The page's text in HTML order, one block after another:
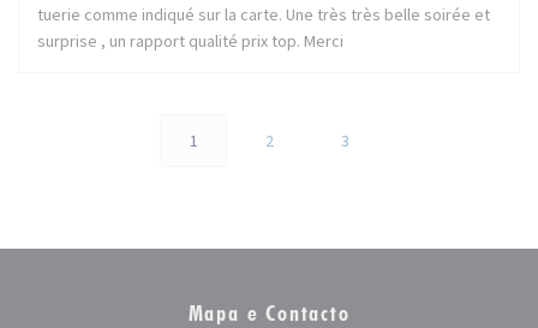
tuerie comme indiqué sur la carte. Une très très belle soirée et
surprise , un rapport qualité prix top. Merci
1 2 3
Mapa e Contacto